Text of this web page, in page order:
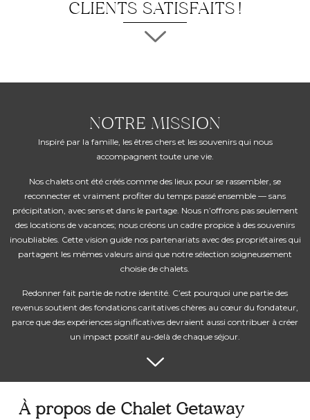
CLIENTS SATISFAITS !
NOTRE MISSION
Inspiré par la famille, les êtres chers et les souvenirs qui nous
accompagnent toute une vie.
Nos chalets ont été créés comme des lieux pour se rassembler, se
reconnecter et vraiment profiter du temps passé ensemble — sans
précipitation, avec sens et dans le partage. Nous n’offrons pas seulement
des locations de vacances; nous créons un cadre propice à des souvenirs
inoubliables. Cette vision guide nos partenariats avec des propriétaires qui
partagent les mêmes valeurs ainsi que notre sélection soigneusement
choisie de chalets.
Redonner fait partie de notre identité. C’est pourquoi une partie des
revenus soutient des fondations caritatives chères au cœur du fondateur,
parce que des expériences significatives devraient aussi contribuer à créer
un impact positif au-delà de chaque séjour.
À propos de Chalet Getaway